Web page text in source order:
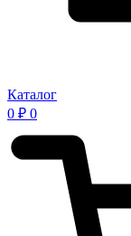
Каталог
0 ₽ 0